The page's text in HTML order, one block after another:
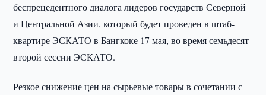
беспрецедентного диалога лидеров государств Северной
и Центральной Азии, который будет проведен в штаб-
квартире ЭСКАТО в Бангкоке 17 мая, во время семьдесят
второй сессии ЭСКАТО.
Резкое снижение цен на сырьевые товары в сочетании с